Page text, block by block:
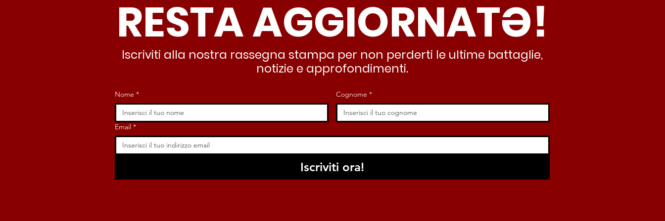
nessuno interviene”
deve garantire servizi e
dignità”
lasciando al caos e
all’abusivismo”
RESTA AGGIORNATƏ!
Iscriviti alla nostra rassegna stampa per non perderti le ultime battaglie,
notizie e approfondimenti.
Nome * Cognome *
Email *
Iscriviti ora!